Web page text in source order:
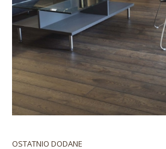
OSTATNIO DODANE